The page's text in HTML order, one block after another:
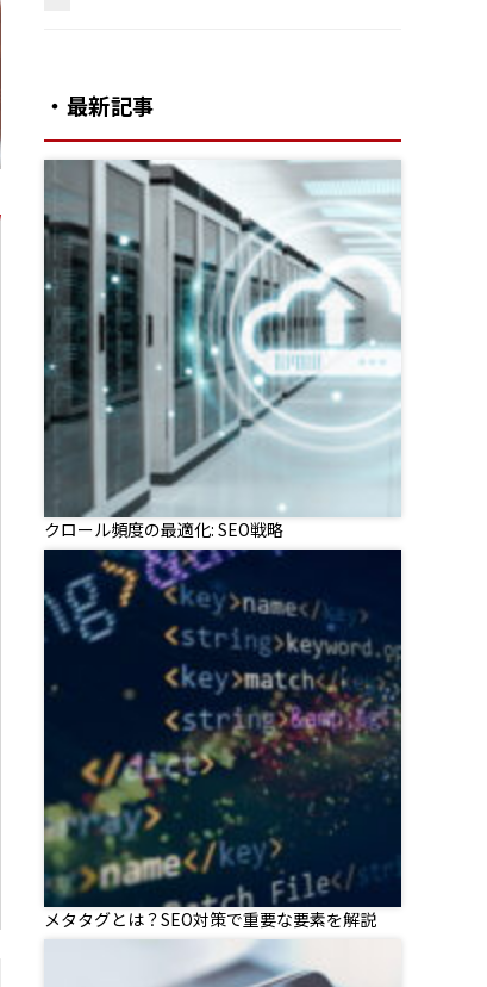
・最新記事
クロール頻度の最適化: SEO戦略
メタタグとは？SEO対策で重要な要素を解説